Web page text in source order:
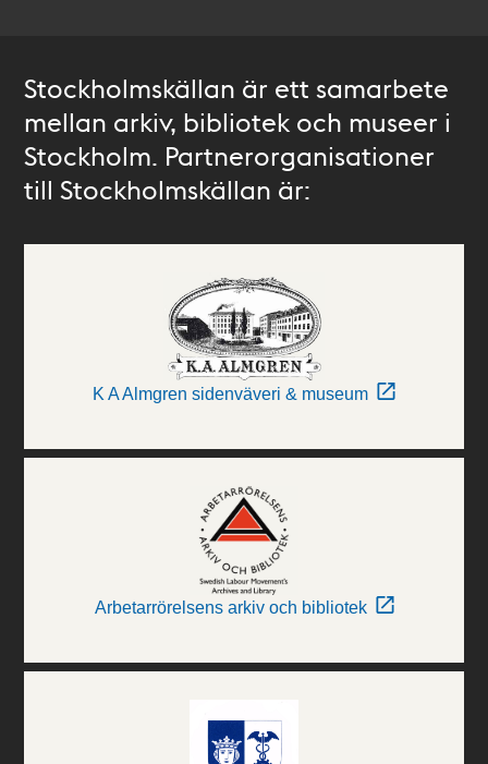
Stockholmskällan är ett samarbete
mellan arkiv, bibliotek och museer i
Stockholm. Partnerorganisationer
till Stockholmskällan är:
K A Almgren sidenväveri & museum
Arbetarrörelsens arkiv och bibliotek